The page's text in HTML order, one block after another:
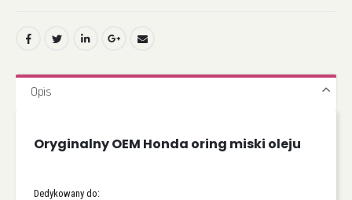
Opis
Oryginalny OEM Honda oring miski oleju
Dedykowany do: